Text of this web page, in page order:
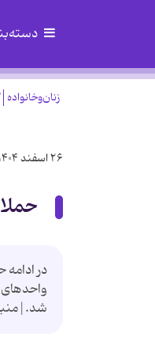
زنان‌وخانواده
۲۶ اسفند ۱۴۰۴ - ۱۸:۰۵
در